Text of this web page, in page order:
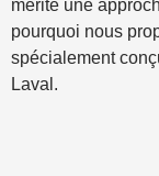
mérite une
pourquoi nous
spécialement
Laval.